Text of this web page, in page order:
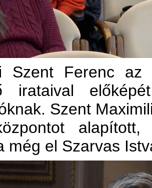
Szent Ferenc az
irataival
Szent
még el Szarvas